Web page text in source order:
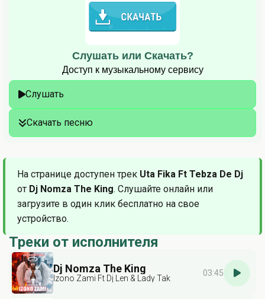
Слушать или Скачать?
Доступ к музыкальному сервису
Слушать
Скачать песню
На странице доступен трек Uta Fika Ft Tebza De Dj
от Dj Nomza The King. Слушайте онлайн или
загрузите в один клик бесплатно на свое
устройство.
Треки от исполнителя
Dj Nomza The King
Izono Zami Ft Dj Len & Lady Tak
03:45